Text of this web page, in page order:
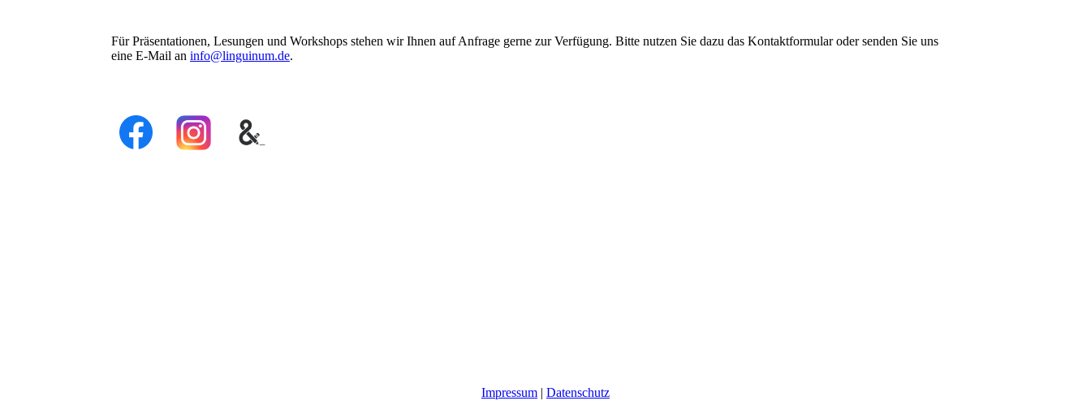
Für Präsentationen, Lesungen und Workshops stehen wir Ihnen auf Anfrage gerne zur Verfügung. Bitte nutzen Sie dazu das Kontaktformular oder senden Sie uns
eine E-Mail an info@linguinum.de.
Impressum | Datenschutz